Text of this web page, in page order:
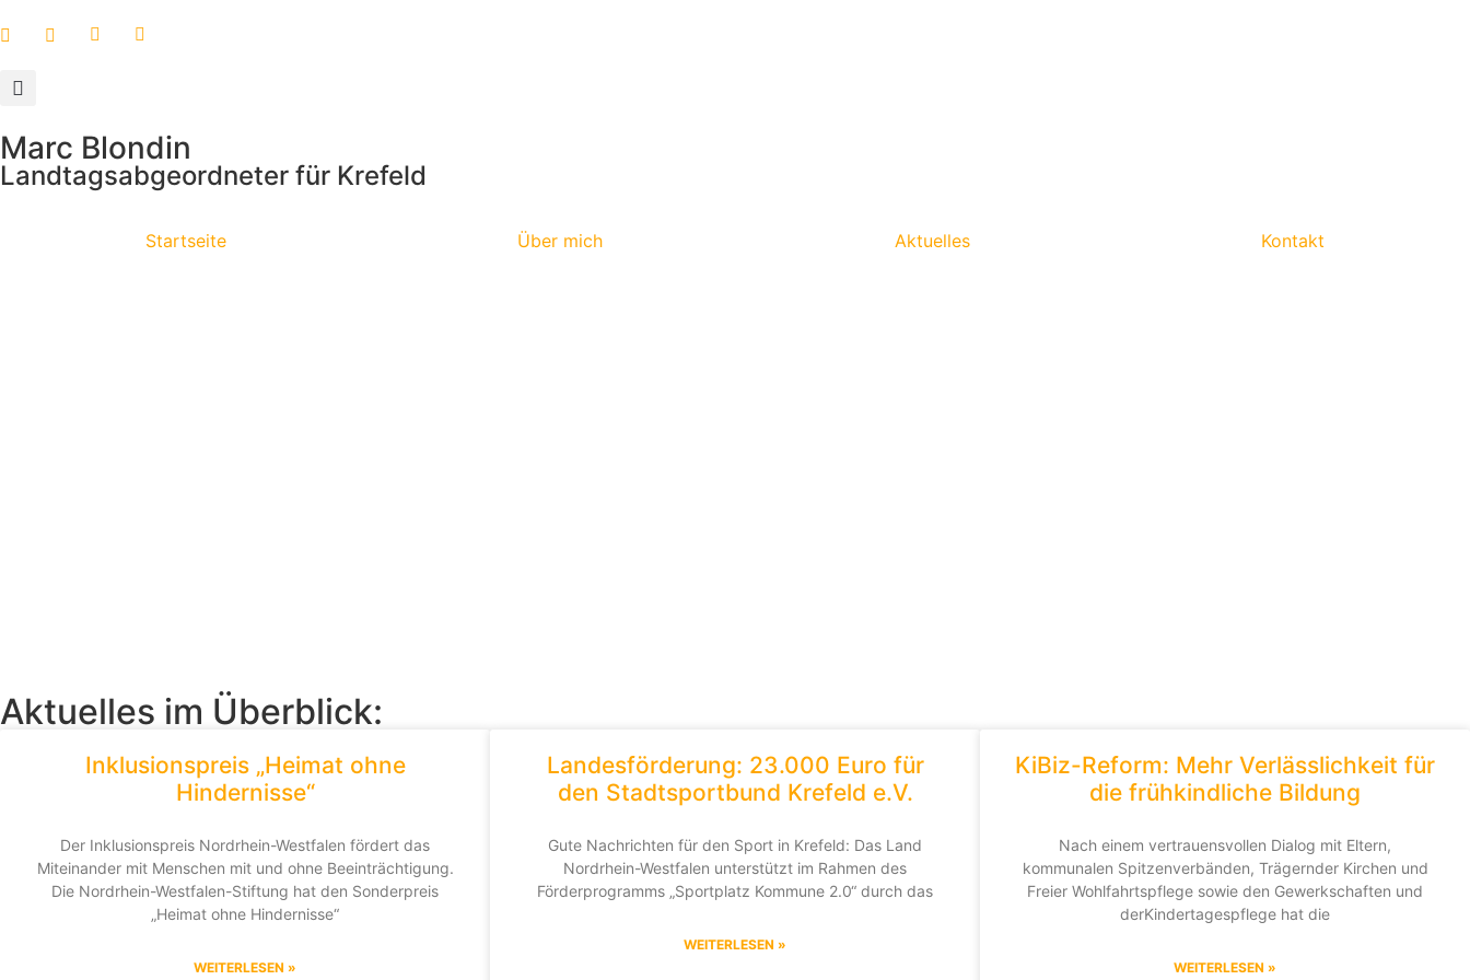
Marc Blondin
Landtagsabgeordneter für Krefeld
Startseite Über mich Aktuelles Kontakt
Aktuelles im Überblick:
Inklusionspreis „Heimat ohne
Hindernisse“
Der Inklusionspreis Nordrhein-Westfalen fördert das
Miteinander mit Menschen mit und ohne Beeinträchtigung.
Die Nordrhein-Westfalen-Stiftung hat den Sonderpreis
„Heimat ohne Hindernisse“
WEITERLESEN »
Landesförderung: 23.000 Euro für
den Stadtsportbund Krefeld e.V.
Gute Nachrichten für den Sport in Krefeld: Das Land
Nordrhein-Westfalen unterstützt im Rahmen des
Förderprogramms „Sportplatz Kommune 2.0“ durch das
WEITERLESEN »
KiBiz-Reform: Mehr Verlässlichkeit für
die frühkindliche Bildung
Nach einem vertrauensvollen Dialog mit Eltern,
kommunalen Spitzenverbänden, Trägernder Kirchen und
Freier Wohlfahrtspflege sowie den Gewerkschaften und
derKindertagespflege hat die
WEITERLESEN »